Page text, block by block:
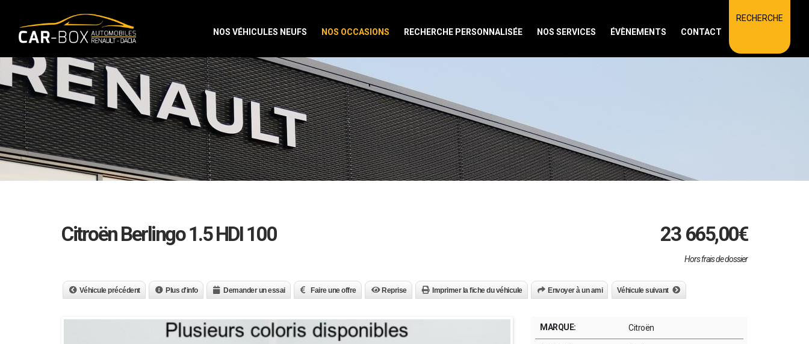
NOS VÉHICULES NEUFS NOS OCCASIONS RECHERCHE PERSONNALISÉE NOS SERVICES ÉVÈNEMENTS CONTACT
RECHERCHE
Citroën Berlingo 1.5 HDI 100 23 665,00€
Hors frais de dossier
Véhicule précédent Plus d'info Demander un essai Faire une offre Reprise Imprimer la fiche du véhicule Envoyer à un ami Véhicule suivant
MARQUE: Citroën